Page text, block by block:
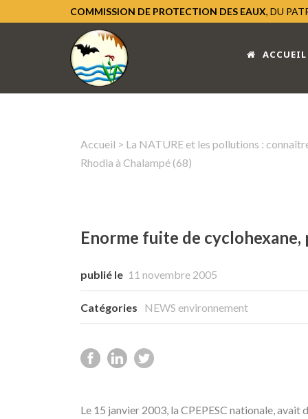
COMMISSION DE PROTECTION DES EAUX, DU
ACCUEIL
Accueil > La NATURE et les pollutions :
Rhodia à Chalampé (68)
Enorme fuite de cyclohexane,
publié le 11 novembre 2005
Catégories NEWS environnement
Le 15 janvier 2003, la CPEPESC nationale,